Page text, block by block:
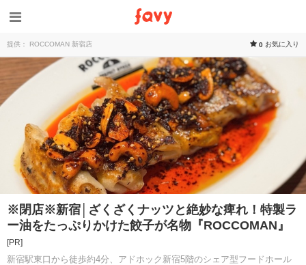
提供： ROCCOMAN 新宿店 0 お気に入り
※閉店※新宿│ざくざくナッツと絶妙な痺れ！特製ラ
ー油をたっぷりかけた餃子が名物『ROCCOMAN』
[PR]
新宿駅東口から徒歩約4分、アドホック新宿5階のシェア型フードホール